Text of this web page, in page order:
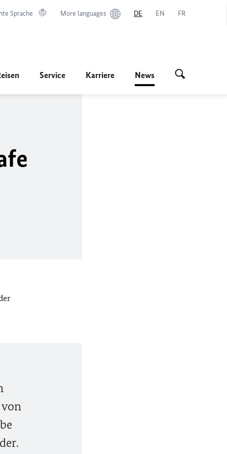
Sprache More languages DE EN FR
Service Karriere News